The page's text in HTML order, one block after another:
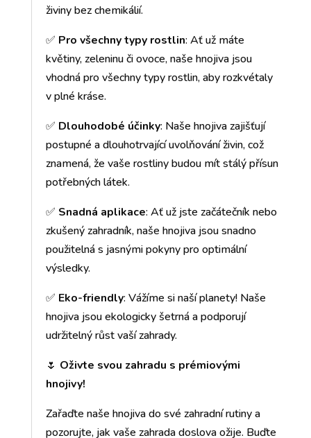
živiny bez chemikálií.
✅ Pro všechny typy rostlin: Ať už máte
květiny, zeleninu či ovoce, naše hnojiva jsou
vhodná pro všechny typy rostlin, aby rozkvétaly
v plné kráse.
✅ Dlouhodobé účinky: Naše hnojiva zajišťují
postupné a dlouhotrvající uvolňování živin, což
znamená, že vaše rostliny budou mít stálý přísun
potřebných látek.
✅ Snadná aplikace: Ať už jste začátečník nebo
zkušený zahradník, naše hnojiva jsou snadno
použitelná s jasnými pokyny pro optimální
výsledky.
✅ Eko-friendly: Vážíme si naší planety! Naše
hnojiva jsou ekologicky šetrná a podporují
udržitelný růst vaší zahrady.
🌷 Oživte svou zahradu s prémiovými
hnojivy!
Zařaďte naše hnojiva do své zahradní rutiny a
pozorujte, jak vaše zahrada doslova ožije. Buďte